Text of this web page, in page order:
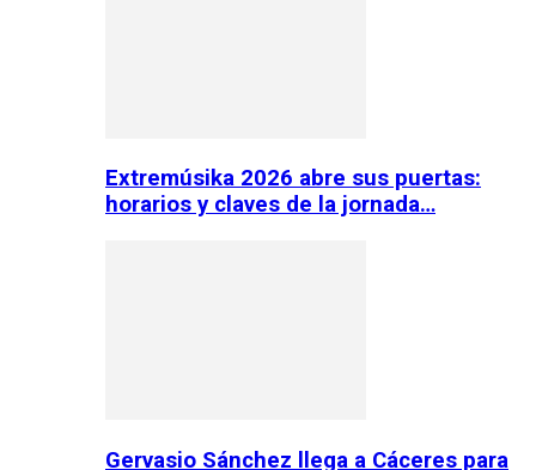
Extremúsika 2026 abre sus puertas:
horarios y claves de la jornada…
Gervasio Sánchez llega a Cáceres para